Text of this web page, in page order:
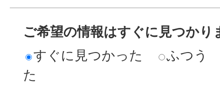
ご希望の情報はすぐに見つかり
すぐに見つかった
ふつう
た